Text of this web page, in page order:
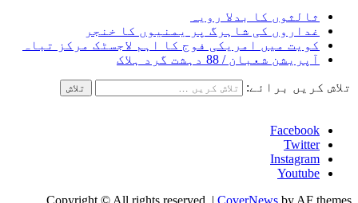
ثالثوں کا بدلا رویہ
غداروں کی شاہرگ پر یمنیوں کا خنجر
کویت میں امریکی فوج کا اہم لاجسٹک مرکز تباہ
آپریشن شعبان / 88 دہشت گرد ہلاک
تلاش کریں برائے:
Facebook
Twitter
Instagram
Youtube